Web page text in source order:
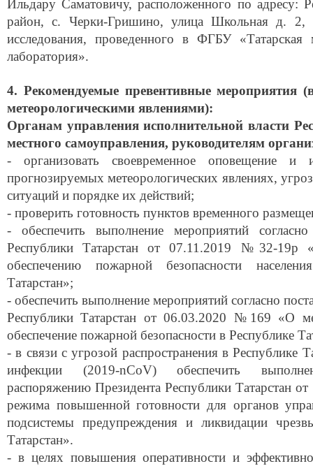
Ильдару Саматовичу, расположенного по адресу:
район, с. Черки-Гришино, улица Школьная д. 2,
исследования, проведенного в ФГБУ «Татарская
лаборатория».
4. Рекомендуемые превентивные мероприятия
метеорологическими явлениями):
Органам управления исполнительной власти
местного самоуправления, руководителям
- организовать своевременное оповещение и
прогнозируемых метеорологических явлениях,
ситуаций и порядке их действий;
- проверить готовность пунктов временного
- обеспечить выполнение мероприятий
Республики Татарстан от 07.11.2019 №32-19р
обеспечению пожарной безопасности
Татарстан»;
- обеспечить выполнение мероприятий согласно
Республики Татарстан от 06.03.2020 №169 «О
обеспечение пожарной безопасности в Республике
- в связи с угрозой распространения в Республике
инфекции (2019-nCoV) обеспечить
распоряжению Президента Республики Татарстан
режима повышенной готовности для органов
подсистемы предупреждения и ликвидации
Татарстан».
- в целях повышения оперативности и